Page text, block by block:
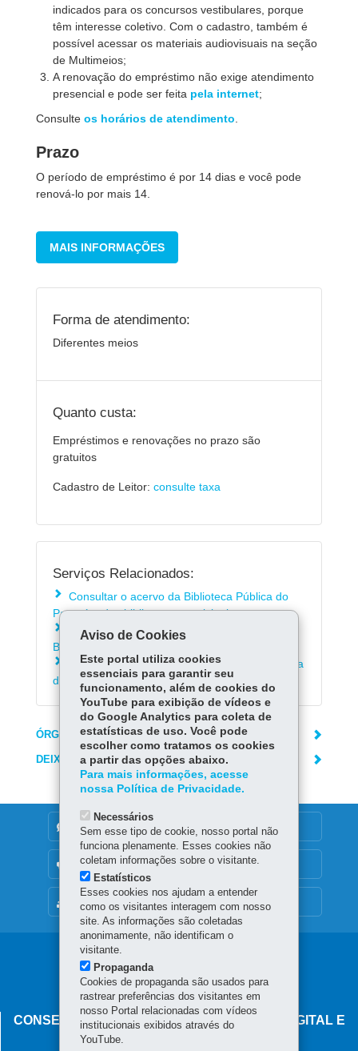
indicados para os concursos vestibulares, porque
têm interesse coletivo. Com o cadastro, também é
possível acessar os materiais audiovisuais na seção
de Multimeios;
A renovação do empréstimo não exige atendimento
presencial e pode ser feita pela internet;
Consulte os horários de atendimento
Prazo
O período de empréstimo é por 14 dias e você pode
renová-lo por mais 14.
MAIS INFORMAÇÕES
Forma de atendimento:
Diferentes meios
Quanto custa:
Empréstimos e renovações no prazo são
gratuitos
Cadastro de Leitor: consulte taxa
Serviços Relacionados:
Consultar o acervo da Biblioteca Pública do
Paraná e das bibliotecas municipais
Participar da programação infantil da
Biblioteca Pública do Paraná
Fazer Cadastro de Leitor na Biblioteca Pública
do Paraná
ÓRGÃO RESPONSÁVEL
DEIXE SUA OPINIÃO
MAPA DO SITE
DENUNCIE CORRUPÇÃO
OUVIDORIA
Navegação
principal
CONSELHO ESTADUAL DE GOVERNANÇA DIGITAL E
SEGURANÇA DA INFORMAÇÃO
Aviso de Cookies
Este portal utiliza cookies
essenciais para garantir seu
funcionamento, além de cookies do
YouTube para exibição de vídeos e
do Google Analytics para coleta de
estatísticas de uso. Você pode
escolher como tratamos os cookies
a partir das opções abaixo.
Para mais informações, acesse
nossa Política de Privacidade.
Necessários
Sem esse tipo de cookie, nosso portal não
funciona plenamente. Esses cookies não
coletam informações sobre o visitante.
Estatísticos
Esses cookies nos ajudam a entender
como os visitantes interagem com nosso
site. As informações são coletadas
anonimamente, não identificam o
visitante.
Propaganda
Cookies de propaganda são usados para
rastrear preferências dos visitantes em
nosso Portal relacionadas com vídeos
institucionais exibidos através do
YouTube.